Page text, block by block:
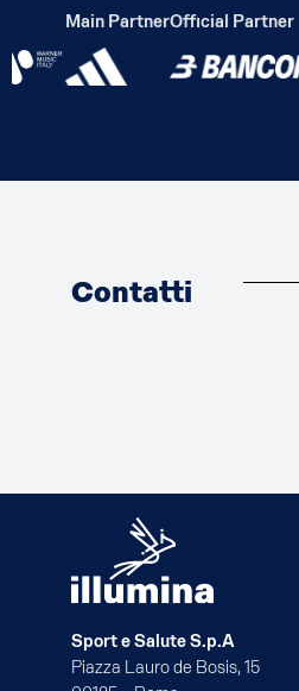
Main PartnerOfficial Partner
Contatti
Sport e Salute S.p.A
Piazza Lauro de Bosis, 15